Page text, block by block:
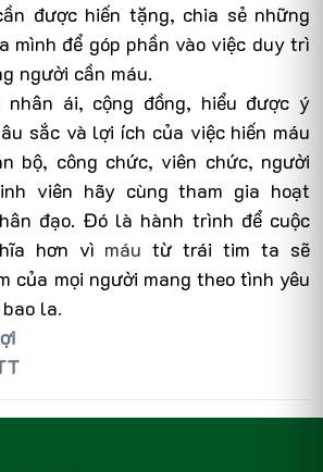
được hiến tặng, chia sẻ những
mình để góp phần vào việc duy trì
người cần máu.
ái, cộng đồng, hiểu được ý
sắc và lợi ích của việc hiến máu
bộ, công chức, viên chức, người
viên hãy cùng tham gia hoạt
đạo. Đó là hành trình để cuộc
hơn vì máutừ trái tim ta sẽ
của mọi người mang theo tình yêu
la.